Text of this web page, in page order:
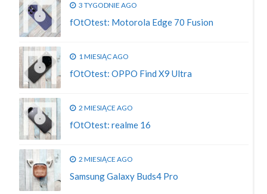
3 TYGODNIE AGO
fOtOtest: Motorola Edge 70 Fusion
1 MIESIĄC AGO
fOtOtest: OPPO Find X9 Ultra
2 MIESIĄCE AGO
fOtOtest: realme 16
2 MIESIĄCE AGO
Samsung Galaxy Buds4 Pro